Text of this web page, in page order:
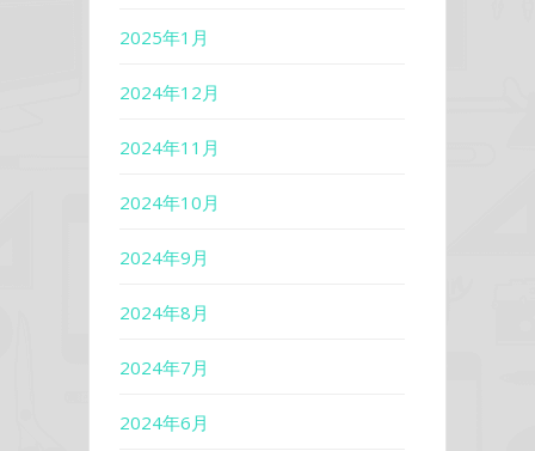
2025年1月
2024年12月
2024年11月
2024年10月
2024年9月
2024年8月
2024年7月
2024年6月